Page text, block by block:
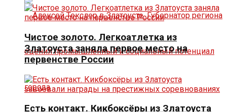
Чистое золото. Легкоатлетка из
Златоуста заняла первое место на
первенстве России
Есть контакт. Кикбоксёры из Златоуста